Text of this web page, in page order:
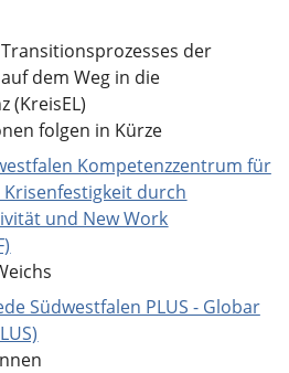
der
dem Weg in die
(KreisEL)
folgen in Kürze
Kompetenzzentrum für
durch
und New Work
Südwestfalen PLUS - Globar